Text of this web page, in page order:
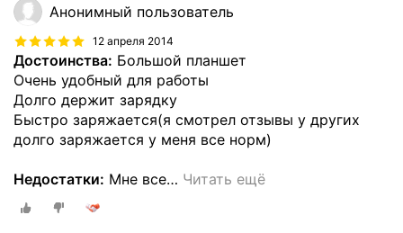
Анонимный пользователь
12 апреля 2014
Достоинства: Большой планшет
Очень удобный для работы
Долго держит зарядку
Быстро заряжается(я смотрел отзывы у других
долго заряжается у меня все норм)
Недостатки: Мне все… Читать ещё